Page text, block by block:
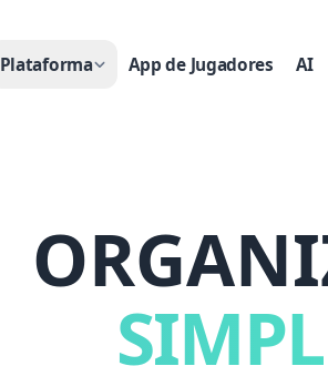
Plataforma App de Jugadores AI